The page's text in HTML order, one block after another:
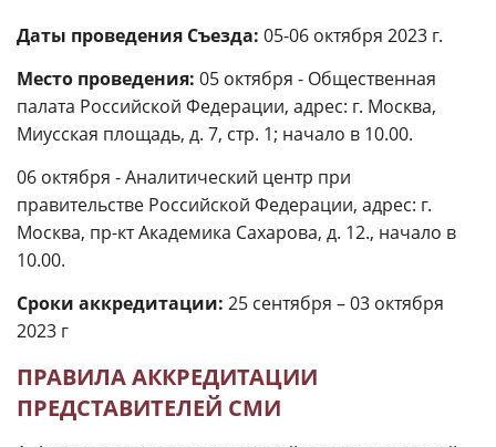
Даты проведения Съезда: 05-06 октября 2023 г.
Место проведения: 05 октября - Общественная
палата Российской Федерации, адрес: г. Москва,
Миусская площадь, д. 7, стр. 1; начало в 10.00.
06 октября - Аналитический центр при
правительстве Российской Федерации, адрес: г.
Москва, пр-кт Академика Сахарова, д. 12., начало в
10.00.
Сроки аккредитации: 25 сентября – 03 октября
2023 г
ПРАВИЛА АККРЕДИТАЦИИ
ПРЕДСТАВИТЕЛЕЙ СМИ